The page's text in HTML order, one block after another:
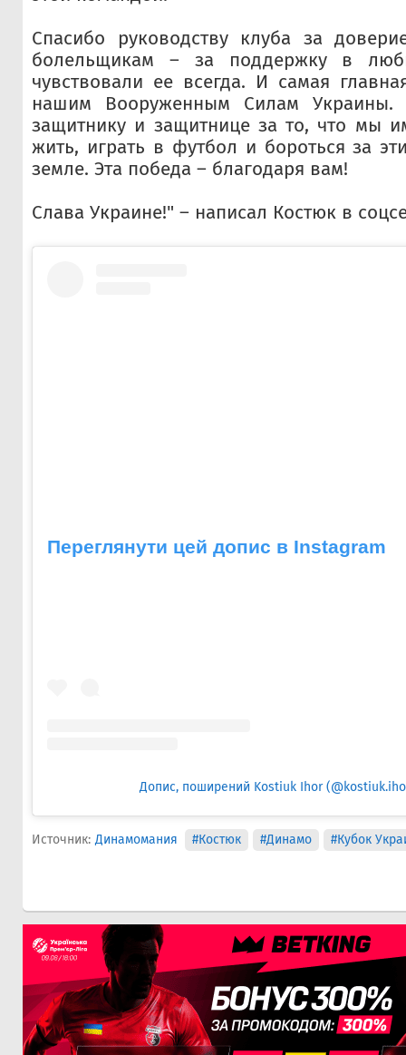
Спасибо руководству клуба за
болельщикам – за поддержку в
чувствовали ее всегда. И самая
нашим Вооруженным Силам Украины.
защитнику и защитнице за то, что мы
жить, играть в футбол и бороться за
земле. Эта победа – благодаря вам!
Слава Украине!" – написал Костюк в
Переглянути цей допис в Instagram
Допис, поширений Kostiuk Ihor
Источник: Динамомания #Костюк #Динамо #Кубок